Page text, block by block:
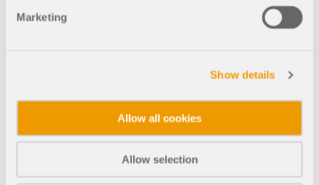
Marketing
Show details
Allow all cookies
Allow selection